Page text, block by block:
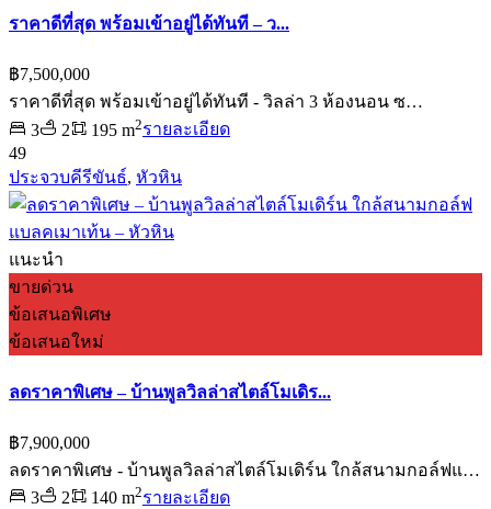
ราคาดีที่สุด พร้อมเข้าอยู่ได้ทันที – ว...
฿7,500,000
ราคาดีที่สุด พร้อมเข้าอยู่ได้ทันที - วิลล่า 3 ห้องนอน ซ…
3
2 195 m2รายละเอียด
49
ประจวบคีรีขันธ์, หัวหิน
แนะนำ
ขายด่วน
ข้อเสนอพิเศษ
ข้อเสนอใหม่
ลดราคาพิเศษ – บ้านพูลวิลล่าสไตล์โมเดิร...
฿7,900,000
ลดราคาพิเศษ - บ้านพูลวิลล่าสไตล์โมเดิร์น ใกล้สนามกอล์ฟแ…
3
2 140 m2รายละเอียด